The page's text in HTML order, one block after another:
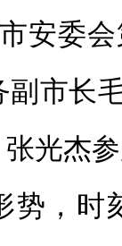
安委
市长
光杰
势，时